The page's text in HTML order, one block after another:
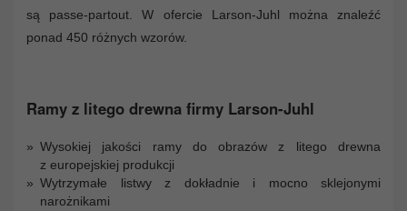
są passe-partout. W ofercie Larson-Juhl można znaleźć
ponad 450 różnych wzorów.
Ramy z litego drewna firmy Larson-Juhl
Wysokiej jakości ramy do obrazów z litego drewna
z europejskiej produkcji
Wytrzymałe listwy z dokładnie i mocno sklejonymi
narożnikami